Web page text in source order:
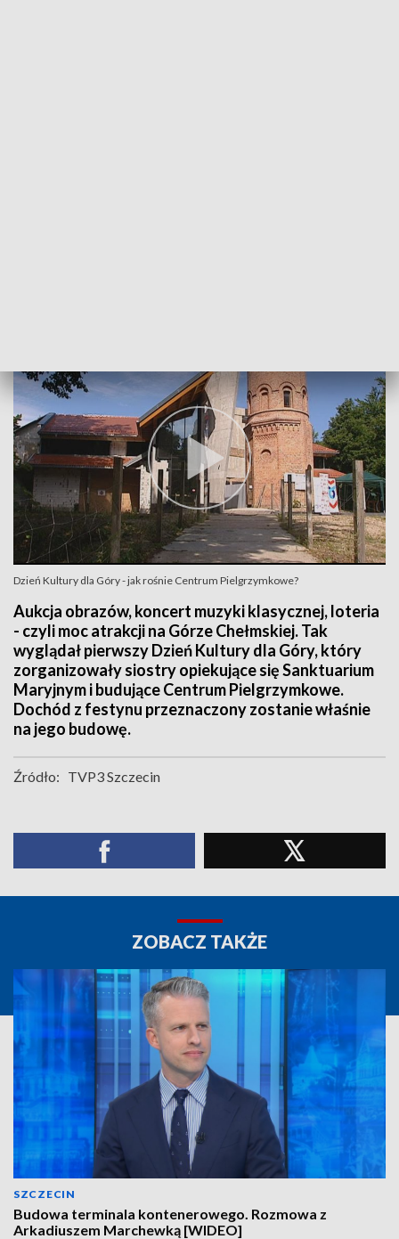
Dzień Kultury dla Góry - jak rośnie Centrum Pielgrzymkowe?
Aukcja obrazów, koncert muzyki klasycznej, loteria
- czyli moc atrakcji na Górze Chełmskiej. Tak
wyglądał pierwszy Dzień Kultury dla Góry, który
zorganizowały siostry opiekujące się Sanktuarium
Maryjnym i budujące Centrum Pielgrzymkowe.
Dochód z festynu przeznaczony zostanie właśnie
na jego budowę.
Źródło: TVP3 Szczecin
ZOBACZ TAKŻE
SZCZECIN
Budowa terminala kontenerowego. Rozmowa z
Arkadiuszem Marchewką [WIDEO]